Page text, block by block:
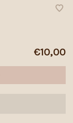
€10,00